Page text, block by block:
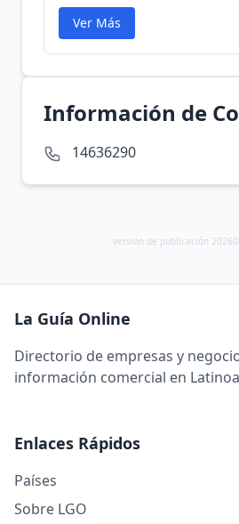
Ver Más
Información de
14636290
versión de publicación
La Guía Online
Directorio de empresas y
información comercial en
Enlaces Rápidos
Países
Sobre LGO